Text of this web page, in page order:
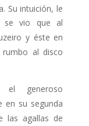
Su intuición, le
se vio que al
y éste en
al disco
el ge­neroso
en su segunda
las agallas de